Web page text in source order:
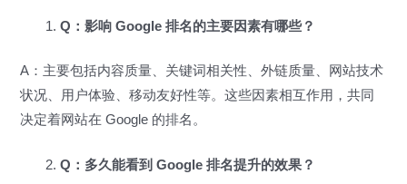
Q：影响 Google 排名的主要因素有哪些？
A：主要包括内容质量、关键词相关性、外链质量、网站技术
状况、用户体验、移动友好性等。这些因素相互作用，共同
决定着网站在 Google 的排名。
Q：多久能看到 Google 排名提升的效果？